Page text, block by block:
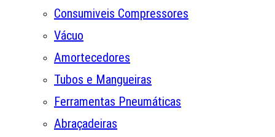
Consumiveis Compressores
Vácuo
Amortecedores
Tubos e Mangueiras
Ferramentas Pneumáticas
Abraçadeiras